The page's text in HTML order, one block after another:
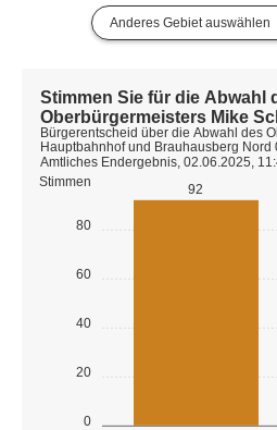
Anderes Gebiet auswählen
0
20
40
60
80
Stimmen
92
Stimmen Sie für die Abwahl
Oberbürgermeisters Mike
Bürgerentscheid über die Abwahl des
Hauptbahnhof und Brauhausberg Nord
Amtliches Endergebnis, 02.06.2025,